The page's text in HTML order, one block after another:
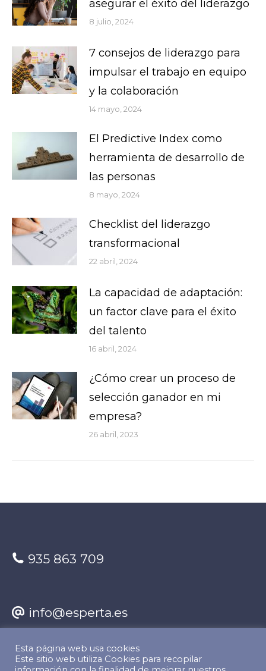
asegurar el éxito del liderazgo
8 julio, 2024
7 consejos de liderazgo para
impulsar el trabajo en equipo
y la colaboración
14 mayo, 2024
El Predictive Index como
herramienta de desarrollo de
las personas
8 mayo, 2024
Checklist del liderazgo
transformacional
22 abril, 2024
La capacidad de adaptación:
un factor clave para el éxito
del talento
16 abril, 2024
¿Cómo crear un proceso de
selección ganador en mi
empresa?
26 abril, 2023
935 863 709
info@esperta.es
Encuéntranos en:
Esta página web usa cookies
Este sitio web utiliza Cookies para recopilar